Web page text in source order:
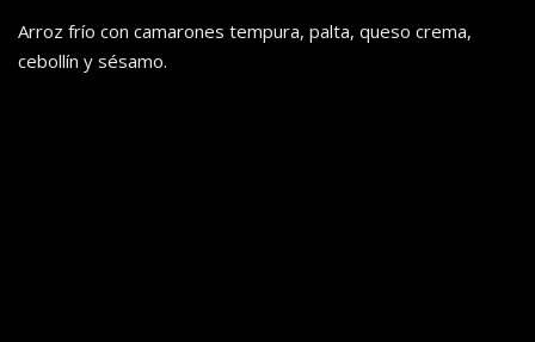
Arroz frío con camarones tempura, palta, queso crema,
cebollín y sésamo.